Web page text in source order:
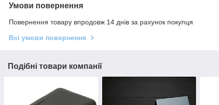
Умови повернення
Повернення товару впродовж 14 днів за рахунок покупця
Всі умови повернення
Подібні товари компанії